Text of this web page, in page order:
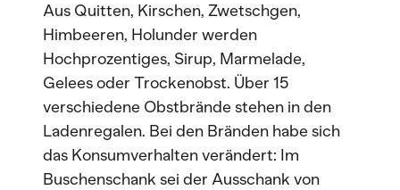
Aus Quitten, Kirschen, Zwetschgen,
Himbeeren, Holunder werden
Hochprozentiges, Sirup, Marmelade,
Gelees oder Trockenobst. Über 15
verschiedene Obstbrände stehen in den
Ladenregalen. Bei den Bränden habe sich
das Konsumverhalten verändert: Im
Buschenschank sei der Ausschank von